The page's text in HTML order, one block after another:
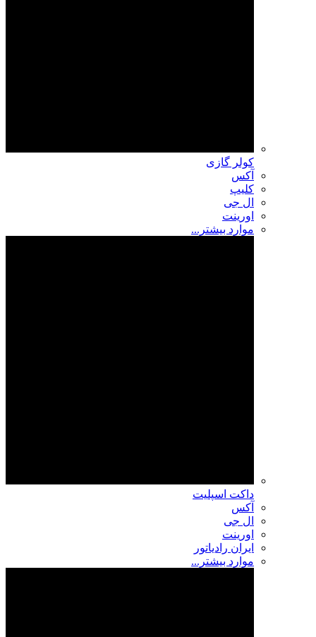
کولر گازی
آکس
کلیپ
ال جی
اورینت
موارد بیشتر...
داکت اسپلیت
آکس
ال جی
اورینت
ایران رادیاتور
موارد بیشتر...